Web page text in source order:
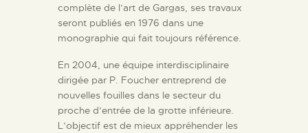
complète de l’art de Gargas, ses travaux
seront publiés en 1976 dans une
monographie qui fait toujours référence.
En 2004, une équipe interdisciplinaire
dirigée par P. Foucher entreprend de
nouvelles fouilles dans le secteur du
proche d’entrée de la grotte inférieure.
L’objectif est de mieux appréhender les